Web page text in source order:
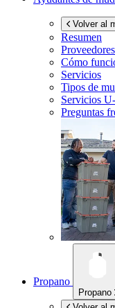
Volver al
Resumen
Cómo
Servicios
Tipos de
Servicios
Preguntas
Propano
Propano